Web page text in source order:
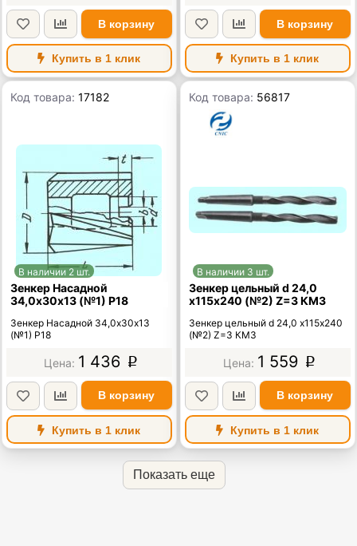
В корзину
Купить в 1 клик
В корзину
Купить в 1 клик
Код товара:17182
В наличии 2 шт.
Зенкер Насадной
34,0х30х13 (№1) Р18
Зенкер Насадной 34,0х30х13
(№1) Р18
1 436 p
В корзину
Купить в 1 клик
Код товара: 56817
В наличии 3 шт.
Зенкер цельный d 24,0
х115х240 (№2) Z=3 КМ3
Зенкер цельный d 24,0 х115х240
(№2) Z=3 КМ3
1 559 p
В корзину
Купить в 1 клик
Показать еще